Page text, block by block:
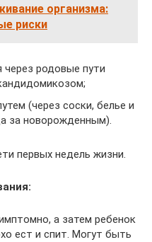
организма:
риски
родовые пути
(через соски, белье и
за новорожденным).
первых недель жизни.
а затем ребенок
ест и спит. Могут быть